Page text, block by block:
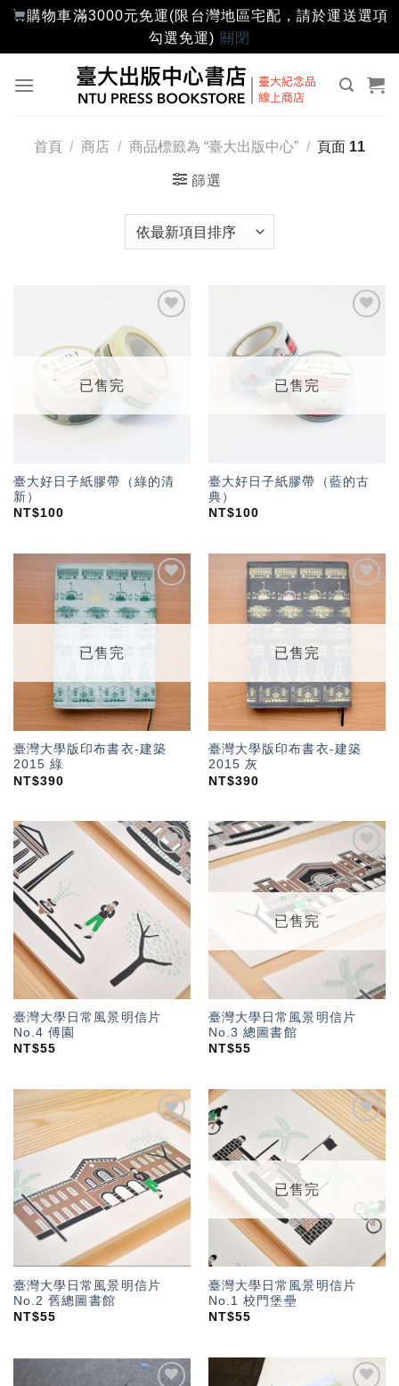
購物車滿3000元免運(限台灣地區宅配，請於運送選項
勾選免運) 關閉
首頁 / 商店 / 商品標籤為 “臺大出版中心” / 頁面 11
篩選
「願
望輕
已售完
臺大好日子紙膠帶（綠的清
新）
NT$100
已售完
臺大好日子紙膠帶（藍的古
典）
NT$100
望輕
已售完
臺灣大學版印布書衣-建築
2015 綠
NT$390
望輕
已售完
臺灣大學版印布書衣-建築
2015 灰
NT$390
加入
「願
望輕
單」
臺灣大學日常風景明信片
No.4 傅園
NT$55
加入
「願
望輕
已售完
臺灣大學日常風景明信片
No.3 總圖書館
NT$55
「願
望輕
單」
臺灣大學日常風景明信片
No.2 舊總圖書館
NT$55
加入
「願
望輕
已售完
臺灣大學日常風景明信片
No.1 校門堡壘
NT$55